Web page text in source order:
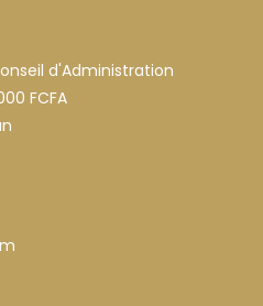
d'Administration
FCFA